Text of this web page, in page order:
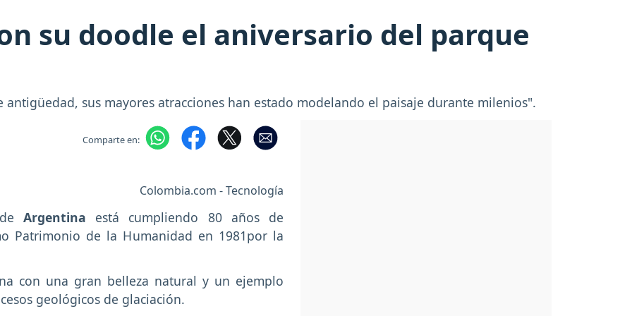
su doodle el aniversario del parque
sus mayores atracciones han estado modelando el paisaje durante milenios".
Comparte en:
Colombia.com - Tecnología
Argentina está cumpliendo 80 años de
Patrimonio de la Humanidad en 1981por la
con una gran belleza natural y un ejemplo
geológicos de glaciación.